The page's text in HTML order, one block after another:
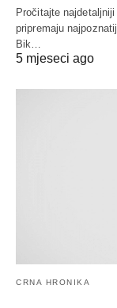
Pročitajte
pripremaju
Bik…
5 mjeseci ago
CRNA HRONIKA